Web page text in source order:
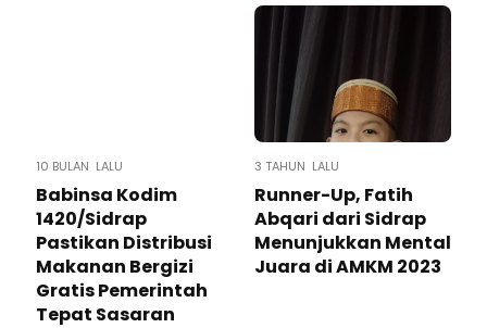
10 BULAN LALU
Babinsa Kodim
1420/Sidrap
Pastikan Distribusi
Makanan Bergizi
Gratis Pemerintah
Tepat Sasaran
3 TAHUN LALU
Runner-Up, Fatih
Abqari dari Sidrap
Menunjukkan Mental
Juara di AMKM 2023